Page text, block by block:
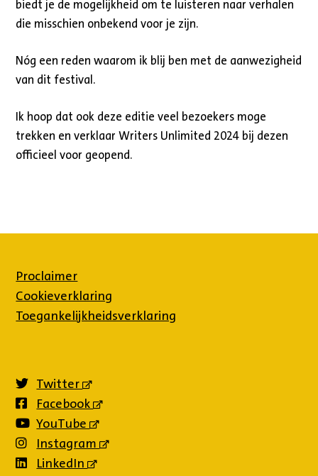
biedt je de mogelijkheid om te luisteren naar verhalen
die misschien onbekend voor je zijn.
Nóg een reden waarom ik blij ben met de aanwezigheid
van dit festival.
Ik hoop dat ook deze editie veel bezoekers moge
trekken en verklaar Writers Unlimited 2024 bij dezen
officieel voor geopend.
Proclaimer
Cookieverklaring
Toegankelijkheidsverklaring
Twitter
(externe
link)
Facebook
(externe
YouTube
(externe
link)
Instagram
(externe
LinkedIn
(externe